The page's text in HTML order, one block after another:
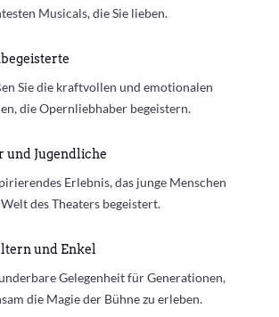
Musicals, die Sie lieben.
Sie die kraftvollen und emotionalen
die Opernliebhaber begeistern.
und Jugendliche
Erlebnis, das junge Menschen
des Theaters begeistert.
und Enkel
Gelegenheit für Generationen,
die Magie der Bühne zu erleben.